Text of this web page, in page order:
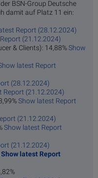
BSN-Group Deutsche
damit auf Platz 11 ein:
Report (28.12.2024)
(21.12.2024)
& Clients): 14,88%Show
latest Report
(28.12.2024)
Report (21.12.2024)
Show latest Report
(21.12.2024)
Show latest Report
(21.12.2024)
Show latest Report